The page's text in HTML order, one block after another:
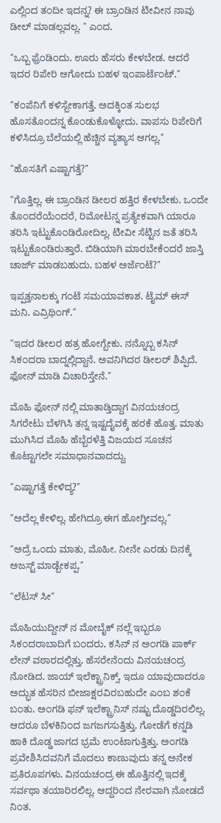
ಎಲ್ಲಿಂದ ತಂದೀ ಇದನ್ನ? ಈ ಬ್ರಾಂಡಿನ ಟೀವೀನ ನಾವು
ಡೀಲ್ ಮಾಡಲ್ಲವಲ್ಲ. ” ಎಂದ.
“ಒಬ್ಬ ಫ಼್ರೆಂಡಿಂದು. ಊರು ಹೆಸರು ಕೇಳಬೇಡ. ಆದರೆ
ಇದರ ರಿಪೇರಿ ಆಗೋದು ಬಹಳ ಇಂಪಾರ್ಟೆಂಟ್.”
“ಕಂಪೆನಿಗೆ ಕಳಿಸ್ಬೇಕಾಗತ್ತೆ. ಅದಕ್ಕಿಂತ ಸುಲಭ
ಹೊಸತೊಂದನ್ನ ಕೊಂಡುಕೊಳ್ಳೋದು. ವಾಪಸು ರಿಪೇರಿಗೆ
ಕಳಿಸಿದ್ರೂ ಬೆಲೆಯಲ್ಲಿ ಹೆಚ್ಚಿನ ವ್ಯತ್ಯಾಸ ಆಗಲ್ಲ.”
“ಹೊಸತಿಗೆ ಎಷ್ಟಾಗತ್ತೆ?”
“ಗೊತ್ತಿಲ್ಲ. ಈ ಬ್ರಾಂಡಿನ ಡೀಲರ ಹತ್ತಿರ ಕೇಳಬೇಕು. ಒಂದೇ
ತೊಂದರೆಯೆಂದರೆ, ರಿಮೋಟನ್ನ ಪ್ರತ್ಯೇಕವಾಗಿ ಯಾರೂ
ತರಿಸಿ ಇಟ್ಟುಕೊಂಡಿರೋದಿಲ್ಲ. ಟೀವೀ ಸೆಟ್ಟಿನ ಜತೆ ತರಿಸಿ
ಇಟ್ಟುಕೊಂಡಿರುತ್ತಾರೆ. ಬಿಡಿಯಾಗಿ ಮಾರಬೇಕೆಂದರೆ ಜಾಸ್ತಿ
ಚಾರ್ಜ್ ಮಾಡಬಹುದು. ಬಹಳ ಅರ್ಜೆಂಟೆ?”
ಇಪ್ಪತ್ತನಾಲಕ್ಕು ಗಂಟೆ ಸಮಯಾವಕಾಶ. ಟೈಮ್ ಈಸ್
ಮನಿ. ಎವ್ರಿಥಿಂಗ್.”
“ಇದರ ಡೀಲರ ಹತ್ರ ಹೋಗ್ಬೇಕು. ನನ್ನೊಬ್ಬ ಕಸಿನ್
ಸಿಕಂದರಾ ಬಾದ್ನಲ್ಲಿದ್ದಾನೆ. ಅವನಿಗಿದರ ಡೀಲರ್ ಶಿಪ್ಪಿದೆ.
ಫೋನ್ ಮಾಡಿ ವಿಚಾರಿಸ್ತೇನೆ.”
ಮೊಹಿ ಫೋನ್ ನಲ್ಲಿ ಮಾತಾಡ್ತಿದ್ದಾಗ ವಿನಯಚಂದ್ರ
ಸಿಗರೇಟು ಬೆಳಗಿಸಿ ತನ್ನ ಇಷ್ಟದೈವಕ್ಕೆ ಹರಕೆ ಹೊತ್ತ. ಮಾತು
ಮುಗಿಸಿದ ಮೊಹಿ ಹೆಬ್ಬೆರಳೆತ್ತಿ ವಿಜಯದ ಸೂಚನ
ಕೊಟ್ಟಾಗಲೇ ಸಮಾಧಾನವಾದದ್ದು.
“ಎಷ್ಟಾಗತ್ತೆ ಕೇಳಿದ್ಯ?”
“ಅದೆಲ್ಲ ಕೇಳಿಲ್ಲ. ಹೇಗಿದ್ರೂ ಈಗ ಹೋಗ್ತೀವಲ್ಲ.”
“ಅದ್ರೆ ಒಂದು ಮಾತು, ಮೊಹೀ. ನೀನೇ ಎರಡು ದಿನಕ್ಕೆ
ಅಜಸ್ಟ್ ಮಾಡ್ಬೇಕಪ್ಪ.”
“ಲೆಟಸ್ ಸೀ”
ಮೊಹಿಯುದ್ದೀನ್ ನ ಮೋಬೈಕ್ ನಲ್ಲೆ ಇಬ್ಬರೂ
ಸಿಕಂದರಾಬಾದಿಗೆ ಬಂದರು. ಕಸಿನ್ ನ ಅಂಗಡಿ ಪಾರ್ಕ್
ಲೇನ್ ವಠಾರದಲ್ಲಿತ್ತು. ಹೆಸರೇನೆಂದು ವಿನಯಚಂದ್ರ
ನೋಡಿದ. ಜಾಯ್ ಇಲೆಕ್ಟ್ರಾನಿಕ್ಸ್. ಇದೂ ಯಾವುದಾದರೂ
ಅದ್ಭುತ ಹೆಸರಿನ ಬೀಜಾಕ್ಷರವಿರಬಹುದೇ ಎಂಬ ಶಂಕೆ
ಬಂತು. ಅಂಗಡಿ ಫನ್ ಇಲೆಕ್ಟ್ರಾನಿಸ್ ನಷ್ಟು ದೊಡ್ಡದಿರಲಿಲ್ಲ.
ಆದರೂ ಬೆಳಕಿನಿಂದ ಜಗಜಗಸುತ್ತಿತ್ತು. ಗೋಡೆಗೆ ಕನ್ನಡಿ
ಹಾಕಿ ದೊಡ್ಡ ಜಾಗದ ಭ್ರಮೆ ಉಂಟಾಗುತ್ತಿತ್ತು. ಅಂಗಡಿ
ಪ್ರವೇಶಿಸಿದವನಿಗೆ ಮೊದಲು ಕಾಣುವುದು ತನ್ನ ಅನೇಕ
ಪ್ರತಿರೂಪಗಳು. ವಿನಯಚಂದ್ರ ಈ ಹೊತ್ತಿನಲ್ಲಿ ಇದಕ್ಕೆ
ಸರ್ವಥಾ ತಯಾರಿರಲಿಲ್ಲ. ಆದ್ದರಿಂದ ನೇರವಾಗಿ ನೋಡದೆ
ನಿಂತ.